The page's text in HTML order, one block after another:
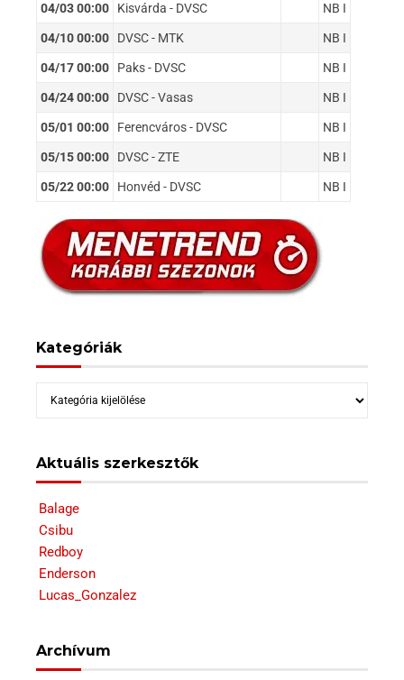
04/03 00:00 Kisvárda - DVSC NB I
04/10 00:00 DVSC - MTK NB I
04/17 00:00 Paks - DVSC NB I
04/24 00:00 DVSC - Vasas NB I
05/01 00:00 Ferencváros - DVSC NB I
05/15 00:00 DVSC - ZTE NB I
05/22 00:00 Honvéd - DVSC NB I
Kategóriák
Kategóriák
Aktuális szerkesztők
Balage
Csibu
Redboy
Enderson
Lucas_Gonzalez
Archívum